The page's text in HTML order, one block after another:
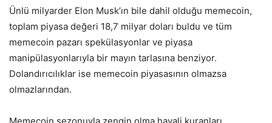
Ünlü milyarder Elon Musk’ın bile dahil olduğu memecoin,
toplam piyasa değeri 18,7 milyar doları buldu ve tüm
memecoin pazarı spekülasyonlar ve piyasa
manipülasyonlarıyla bir mayın tarlasına benziyor.
Dolandırıcılıklar ise memecoin piyasasının olmazsa
olmazlarından.